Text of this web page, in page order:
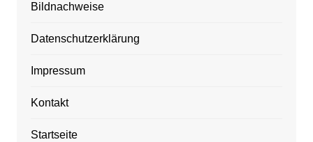
Bildnachweise
Datenschutzerklärung
Impressum
Kontakt
Startseite